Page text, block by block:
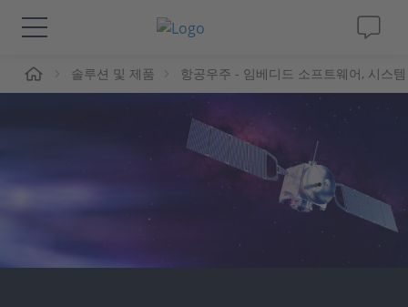
솔루션 및 제품
동영상
솔루션 및 제품 항공우주 - 임베디드 소프트웨어, 시스